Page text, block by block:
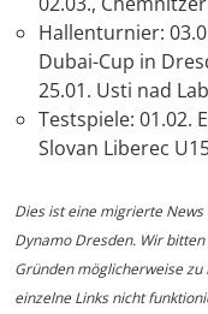
Hallenturnier:
Dubai-Cup in
25.01. Usti nad
Testspiele: 01.02.
Slovan Liberec
Dies ist eine migrierte
Dynamo Dresden. Wir
Gründen möglicherweise
einzelne Links nicht